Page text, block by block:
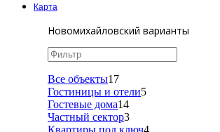
Карта
Новомихайловский варианты
Все объекты17
Гостиницы и отели5
Гостевые дома14
Частный сектор3
Квартиры под ключ4